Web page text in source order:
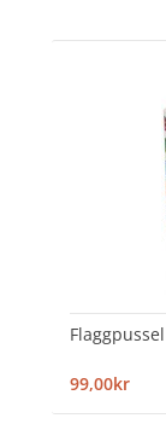
99,00kr